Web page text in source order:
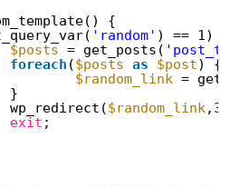
{
'random' ) == 1) {
$posts = get_posts(
foreach ($posts as $post) {
$random_link =
}
wp_redirect($random_link
exit ;